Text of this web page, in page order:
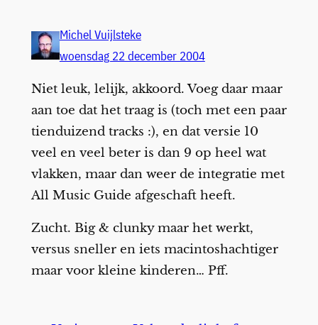
Michel Vuijlsteke
woensdag 22 december 2004
Niet leuk, lelijk, akkoord. Voeg daar maar
aan toe dat het traag is (toch met een paar
tienduizend tracks :), en dat versie 10
veel en veel beter is dan 9 op heel wat
vlakken, maar dan weer de integratie met
All Music Guide afgeschaft heeft.
Zucht. Big & clunky maar het werkt,
versus sneller en iets macintoshachtiger
maar voor kleine kinderen… Pff.